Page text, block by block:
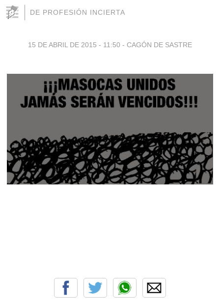
DE PROFESIÓN INCIERTA
15 DE ABRIL DE 2015 - 11:50 - CAGÓN DE SASTRE